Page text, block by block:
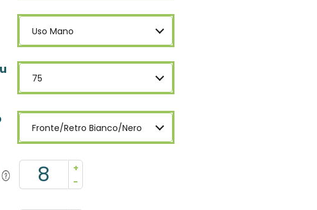
Uso Mano
75
Fronte/Retro Bianco/Nero
+
-